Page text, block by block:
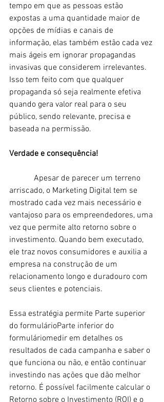
tempo em que as pessoas estão
expostas a uma quantidade maior de
opções de mídias e canais de
informação, elas também estão cada vez
mais ágeis em ignorar propagandas
invasivas que considerem irrelevantes.
Isso tem feito com que qualquer
propaganda só seja realmente efetiva
quando gera valor real para o seu
público, sendo relevante, precisa e
baseada na permissão.
Verdade e consequência!
arriscado, o Marketing Digital tem se
mostrado cada vez mais necessário e
vantajoso para os empreendedores, uma
vez que permite alto retorno sobre o
investimento. Quando bem executado,
ele traz novos consumidores e auxilia a
empresa na construção de um
relacionamento longo e duradouro com
seus clientes e potenciais.
Essa estratégia permite Parte superior
do formulárioParte inferior do
formuláriomedir em detalhes os
resultados de cada campanha e saber o
que funciona ou não, e então continuar
investindo nas ações que dão melhor
retorno. É possível facilmente calcular o